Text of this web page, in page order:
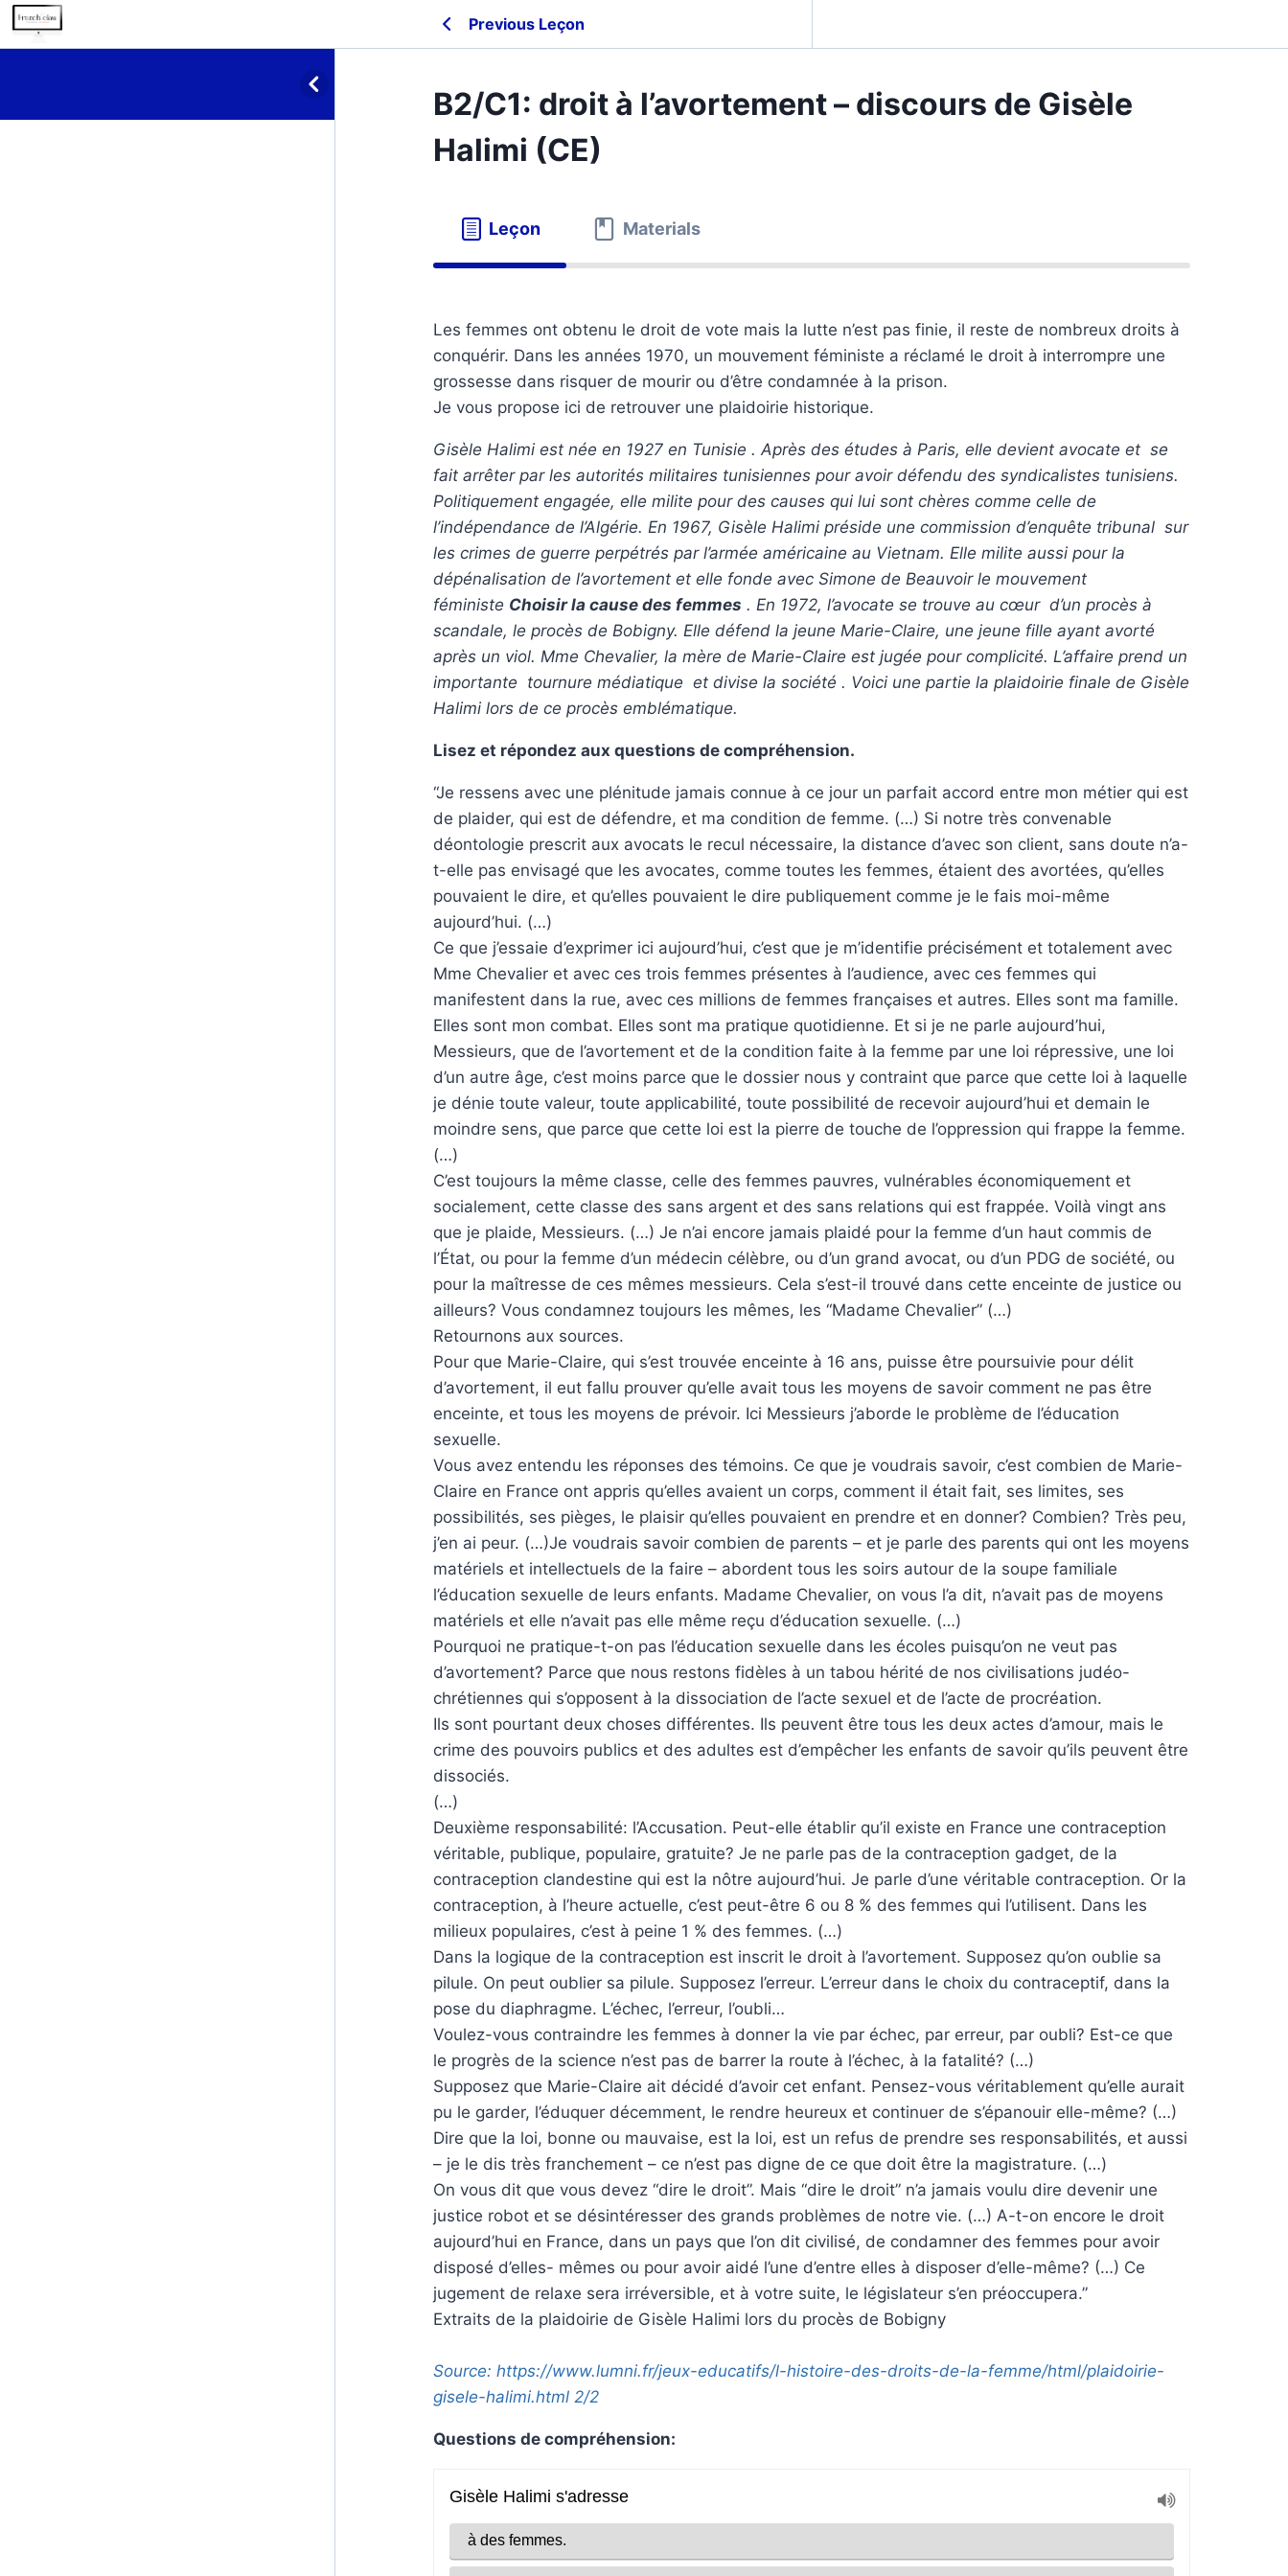
Previous Leçon
B2/C1: droit à l’avortement – discours de Gisèle
Halimi (CE)
Leçon Materials
Les femmes ont obtenu le droit de vote mais la lutte n’est pas finie, il reste de nombreux droits à
conquérir. Dans les années 1970, un mouvement féministe a réclamé le droit à interrompre une
grossesse dans risquer de mourir ou d’être condamnée à la prison.
Je vous propose ici de retrouver une plaidoirie historique.
Gisèle Halimi est née en 1927 en Tunisie . Après des études à Paris, elle devient avocate et se
fait arrêter par les autorités militaires tunisiennes pour avoir défendu des syndicalistes tunisiens.
Politiquement engagée, elle milite pour des causes qui lui sont chères comme celle de
l’indépendance de l’Algérie. En 1967, Gisèle Halimi préside une commission d’enquête tribunal sur
les crimes de guerre perpétrés par l’armée américaine au Vietnam. Elle milite aussi pour la
dépénalisation de l’avortement et elle fonde avec Simone de Beauvoir le mouvement
féministe Choisir la cause des femmes . En 1972, l’avocate se trouve au cœur d’un procès à
scandale, le procès de Bobigny. Elle défend la jeune Marie-Claire, une jeune fille ayant avorté
après un viol. Mme Chevalier, la mère de Marie-Claire est jugée pour complicité. L’affaire prend un
importante tournure médiatique et divise la société . Voici une partie la plaidoirie finale de Gisèle
Halimi lors de ce procès emblématique.
Lisez et répondez aux questions de compréhension.
“Je ressens avec une plénitude jamais connue à ce jour un parfait accord entre mon métier qui est
de plaider, qui est de défendre, et ma condition de femme. (…) Si notre très convenable
déontologie prescrit aux avocats le recul nécessaire, la distance d’avec son client, sans doute n’a-
t-elle pas envisagé que les avocates, comme toutes les femmes, étaient des avortées, qu’elles
pouvaient le dire, et qu’elles pouvaient le dire publiquement comme je le fais moi-même
aujourd’hui. (…)
Ce que j’essaie d’exprimer ici aujourd’hui, c’est que je m’identifie précisément et totalement avec
Mme Chevalier et avec ces trois femmes présentes à l’audience, avec ces femmes qui
manifestent dans la rue, avec ces millions de femmes françaises et autres. Elles sont ma famille.
Elles sont mon combat. Elles sont ma pratique quotidienne. Et si je ne parle aujourd’hui,
Messieurs, que de l’avortement et de la condition faite à la femme par une loi répressive, une loi
d’un autre âge, c’est moins parce que le dossier nous y contraint que parce que cette loi à laquelle
je dénie toute valeur, toute applicabilité, toute possibilité de recevoir aujourd’hui et demain le
moindre sens, que parce que cette loi est la pierre de touche de l’oppression qui frappe la femme.
(…)
C’est toujours la même classe, celle des femmes pauvres, vulnérables économiquement et
socialement, cette classe des sans argent et des sans relations qui est frappée. Voilà vingt ans
que je plaide, Messieurs. (…) Je n’ai encore jamais plaidé pour la femme d’un haut commis de
l’État, ou pour la femme d’un médecin célèbre, ou d’un grand avocat, ou d’un PDG de société, ou
pour la maîtresse de ces mêmes messieurs. Cela s’est-il trouvé dans cette enceinte de justice ou
ailleurs? Vous condamnez toujours les mêmes, les “Madame Chevalier” (…)
Retournons aux sources.
Pour que Marie-Claire, qui s’est trouvée enceinte à 16 ans, puisse être poursuivie pour délit
d’avortement, il eut fallu prouver qu’elle avait tous les moyens de savoir comment ne pas être
enceinte, et tous les moyens de prévoir. Ici Messieurs j’aborde le problème de l’éducation
sexuelle.
Vous avez entendu les réponses des témoins. Ce que je voudrais savoir, c’est combien de Marie-
Claire en France ont appris qu’elles avaient un corps, comment il était fait, ses limites, ses
possibilités, ses pièges, le plaisir qu’elles pouvaient en prendre et en donner? Combien? Très peu,
j’en ai peur. (…)Je voudrais savoir combien de parents – et je parle des parents qui ont les moyens
matériels et intellectuels de la faire – abordent tous les soirs autour de la soupe familiale
l’éducation sexuelle de leurs enfants. Madame Chevalier, on vous l’a dit, n’avait pas de moyens
matériels et elle n’avait pas elle même reçu d’éducation sexuelle. (…)
Pourquoi ne pratique-t-on pas l’éducation sexuelle dans les écoles puisqu’on ne veut pas
d’avortement? Parce que nous restons fidèles à un tabou hérité de nos civilisations judéo-
chrétiennes qui s’opposent à la dissociation de l’acte sexuel et de l’acte de procréation.
Ils sont pourtant deux choses différentes. Ils peuvent être tous les deux actes d’amour, mais le
crime des pouvoirs publics et des adultes est d’empêcher les enfants de savoir qu’ils peuvent être
dissociés.
(…)
Deuxième responsabilité: l’Accusation. Peut-elle établir qu’il existe en France une contraception
véritable, publique, populaire, gratuite? Je ne parle pas de la contraception gadget, de la
contraception clandestine qui est la nôtre aujourd’hui. Je parle d’une véritable contraception. Or la
contraception, à l’heure actuelle, c’est peut-être 6 ou 8 % des femmes qui l’utilisent. Dans les
milieux populaires, c’est à peine 1 % des femmes. (…)
Dans la logique de la contraception est inscrit le droit à l’avortement. Supposez qu’on oublie sa
pilule. On peut oublier sa pilule. Supposez l’erreur. L’erreur dans le choix du contraceptif, dans la
pose du diaphragme. L’échec, l’erreur, l’oubli…
Voulez-vous contraindre les femmes à donner la vie par échec, par erreur, par oubli? Est-ce que
le progrès de la science n’est pas de barrer la route à l’échec, à la fatalité? (…)
Supposez que Marie-Claire ait décidé d’avoir cet enfant. Pensez-vous véritablement qu’elle aurait
pu le garder, l’éduquer décemment, le rendre heureux et continuer de s’épanouir elle-même? (…)
Dire que la loi, bonne ou mauvaise, est la loi, est un refus de prendre ses responsabilités, et aussi
– je le dis très franchement – ce n’est pas digne de ce que doit être la magistrature. (…)
On vous dit que vous devez “dire le droit”. Mais “dire le droit” n’a jamais voulu dire devenir une
justice robot et se désintéresser des grands problèmes de notre vie. (…) A-t-on encore le droit
aujourd’hui en France, dans un pays que l’on dit civilisé, de condamner des femmes pour avoir
disposé d’elles- mêmes ou pour avoir aidé l’une d’entre elles à disposer d’elle-même? (…) Ce
jugement de relaxe sera irréversible, et à votre suite, le législateur s’en préoccupera.”
Extraits de la plaidoirie de Gisèle Halimi lors du procès de Bobigny
Source: https://www.lumni.fr/jeux-educatifs/l-histoire-des-droits-de-la-femme/html/plaidoirie-
gisele-halimi.html 2/2
Questions de compréhension: